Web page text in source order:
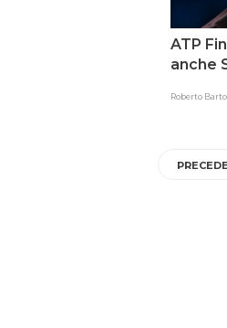
ATP
anche
Roberto